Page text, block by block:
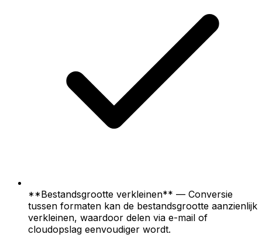
**Bestandsgrootte verkleinen** — Conversie
tussen formaten kan de bestandsgrootte aanzienlijk
verkleinen, waardoor delen via e-mail of
cloudopslag eenvoudiger wordt.